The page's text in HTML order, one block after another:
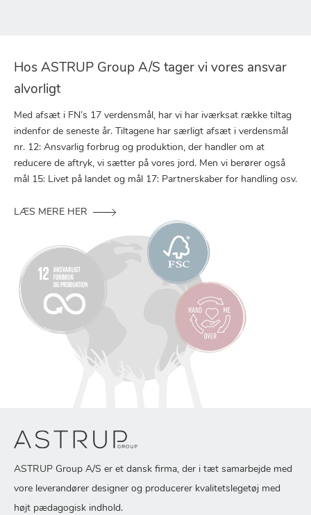
Hos ASTRUP Group A/S tager vi vores ansvar
alvorligt
Med afsæt i FN’s 17 verdensmål, har vi har iværksat række tiltag
indenfor de seneste år. Tiltagene har særligt afsæt i verdensmål
nr. 12: Ansvarlig forbrug og produktion, der handler om at
reducere de aftryk, vi sætter på vores jord. Men vi berører også
mål 15: Livet på landet og mål 17: Partnerskaber for handling osv.
LÆS MERE HER
ASTRUP Group A/S er et dansk firma, der i tæt samarbejde med
vore leverandører designer og producerer kvalitetslegetøj med
højt pædagogisk indhold.